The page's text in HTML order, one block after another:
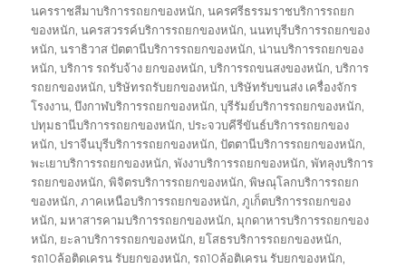
นครราชสีมาบริการรถยกของหนัก,นครศรีธรรมราชบริการรถยก
ของหนัก,นครสวรรค์บริการรถยกของหนัก,นนทบุรีบริการรถยกของ
หนัก,นราธิวาส ปัตตานีบริการรถยกของหนัก,น่านบริการรถยกของ
หนัก,บริการ รถรับจ้าง ยกของหนัก,บริการรถขนสงของหนัก,บริการ
รถยกของหนัก,บริษัทรถรับยกของหนัก,บริษัทรับขนส่ง เครื่องจักร
โรงงาน,บึงกาฬบริการรถยกของหนัก,บุรีรัมย์บริการรถยกของหนัก,
ปทุมธานีบริการรถยกของหนัก,ประจวบคีรีขันธ์บริการรถยกของ
หนัก,ปราจีนบุรีบริการรถยกของหนัก,ปัตตานีบริการรถยกของหนัก,
พะเยาบริการรถยกของหนัก,พังงาบริการรถยกของหนัก,พัทลุงบริการ
รถยกของหนัก,พิจิตรบริการรถยกของหนัก,พิษณุโลกบริการรถยก
ของหนัก,ภาคเหนือบริการรถยกของหนัก,ภูเก็ตบริการรถยกของ
หนัก,มหาสารคามบริการรถยกของหนัก,มุกดาหารบริการรถยกของ
หนัก, ยะลาบริการรถยกของหนัก, ยโสธรบริการรถยกของหนัก,
รถ10ล้อติดเครน รับยกของหนัก,รถ10ล้อติเครน รับยกของหนัก,